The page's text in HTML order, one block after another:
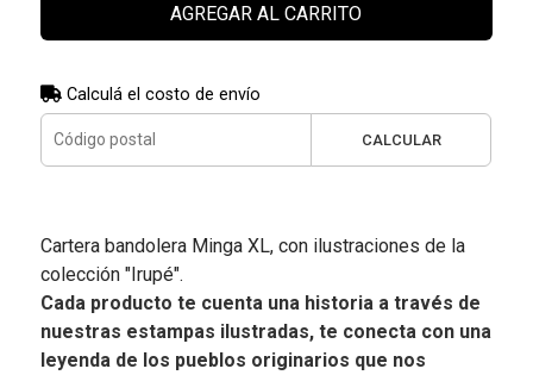
AGREGAR AL CARRITO
Calculá el costo de envío
CALCULAR
Cartera bandolera Minga XL, con ilustraciones de la
colección "Irupé".
Cada producto te cuenta una historia a través de
nuestras estampas ilustradas, te conecta con una
leyenda de los pueblos originarios que nos